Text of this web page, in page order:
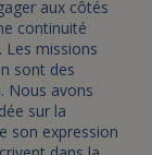
aux côtés
continuité
Les missions
sont des
Nous avons
sur la
son expression